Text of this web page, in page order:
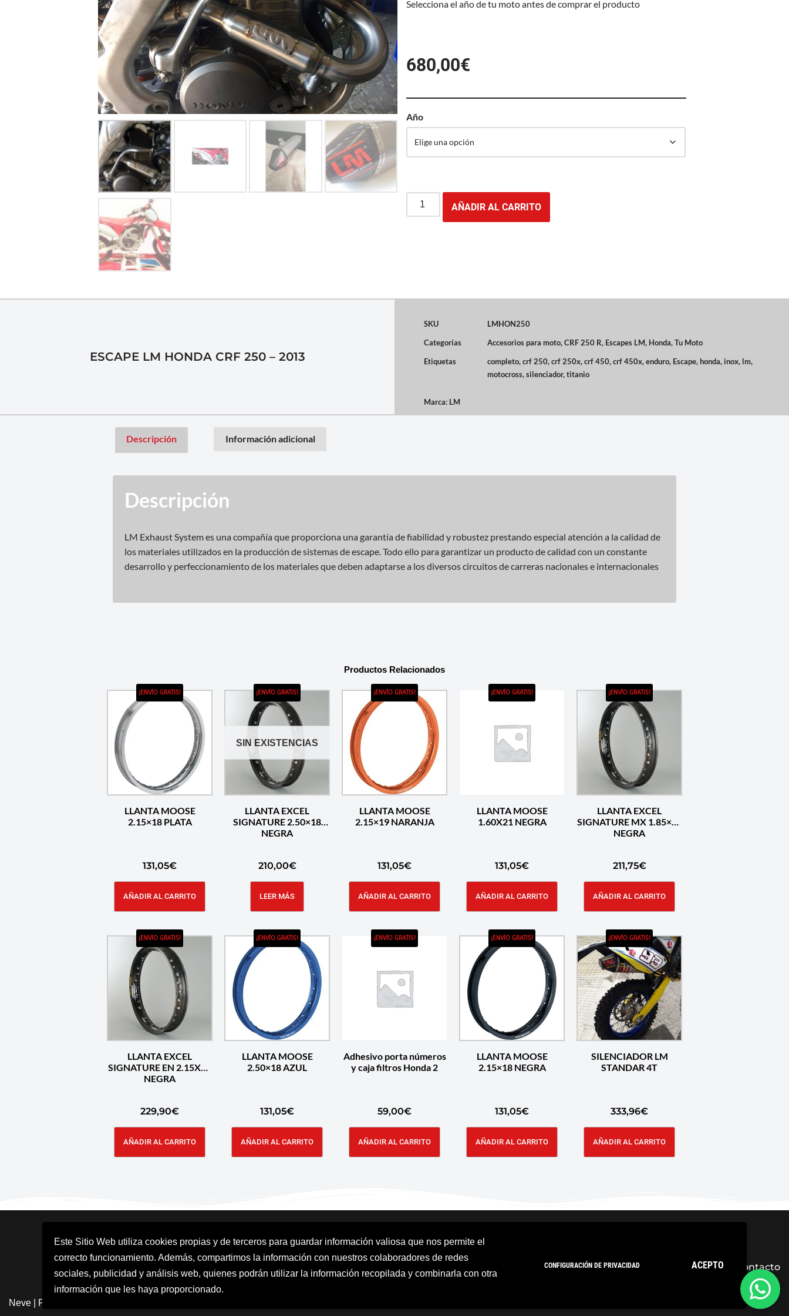
Este Sitio Web utiliza cookies propias y de terceros para guardar información valiosa que nos permite el
correcto funcionamiento. Además, compartimos la información con nuestros colaboradores de redes
sociales, publicidad y análisis web, quienes podrán utilizar la información recopilada y combinarla con otra
información que les haya proporcionado.
CONFIGURACIÓN DE PRIVACIDAD ACEPTO
Selecciona el año de tu moto antes de comprar el producto
680,00€
Año
AÑADIR AL CARRITO
ESCAPE LM HONDA CRF 250 – 2013
SKU
LMHON250
Categorías
Accesorios para moto,CRF 250 R, Escapes LM, Honda,Tu Moto
Etiquetas
completo,crf 250,crf 250x,crf 450,crf 450x,enduro, Escape,honda, inox, lm,
motocross,silenciador,titanio
Marca: LM
Descripción Información adicional
Descripción
LM Exhaust System es una compañía que proporciona una garantía de fiabilidad y robustez prestando especial atención a la calidad de
los materiales utilizados en la producción de sistemas de escape. Todo ello para garantizar un producto de calidad con un constante
desarrollo y perfeccionamiento de los materiales que deben adaptarse a los diversos circuitos de carreras nacionales e internacionales
Productos Relacionados
¡ENVÍO GRATIS!
LLANTA MOOSE
2.15×18 PLATA
131,05€
AÑADIR AL CARRITO
SIN EXISTENCIAS
¡ENVÍO GRATIS!
LLANTA EXCEL
SIGNATURE 2.50×18
NEGRA
210,00€
LEER MÁS
¡ENVÍO GRATIS!
LLANTA MOOSE
2.15×19 NARANJA
131,05€
AÑADIR AL CARRITO
¡ENVÍO GRATIS!
LLANTA MOOSE
1.60X21 NEGRA
131,05€
AÑADIR AL CARRITO
¡ENVÍO GRATIS!
LLANTA EXCEL
SIGNATURE MX 1.85×19
NEGRA
211,75€
AÑADIR AL CARRITO
¡ENVÍO GRATIS!
LLANTA EXCEL
SIGNATURE EN 2.15X18
NEGRA
229,90€
AÑADIR AL CARRITO
¡ENVÍO GRATIS!
LLANTA MOOSE
2.50×18 AZUL
131,05€
AÑADIR AL CARRITO
¡ENVÍO GRATIS!
Adhesivo porta números
y caja filtros Honda 2
59,00€
AÑADIR AL CARRITO
¡ENVÍO GRATIS!
LLANTA MOOSE
2.15×18 NEGRA
131,05€
AÑADIR AL CARRITO
¡ENVÍO GRATIS!
SILENCIADOR LM
STANDAR 4T
333,96€
AÑADIR AL CARRITO
Neve | Funciona gracias a
Aviso Legal Política de cookies Política de privacidad Condiciones Generales Contacto